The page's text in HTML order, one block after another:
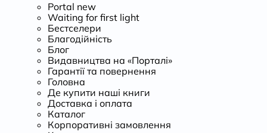
Portal new
Waiting for first light
Бестселери
Благодійність
Блог
Видавництва на «Порталі»
Гарантії та повернення
Головна
Де купити наші книги
Доставка і оплата
Каталог
Корпоративні замовлення